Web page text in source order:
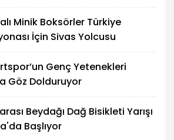
Minik Boksörler Türkiye
İçin Sivas Yolcusu
Genç Yetenekleri
Göz Dolduruyor
Beydağı Dağ Bisikleti Yarışı
Başlıyor